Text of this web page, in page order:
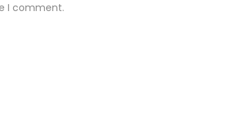
I comment.